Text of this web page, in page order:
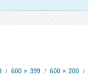
/ 600 × 399 / 600 × 200 /